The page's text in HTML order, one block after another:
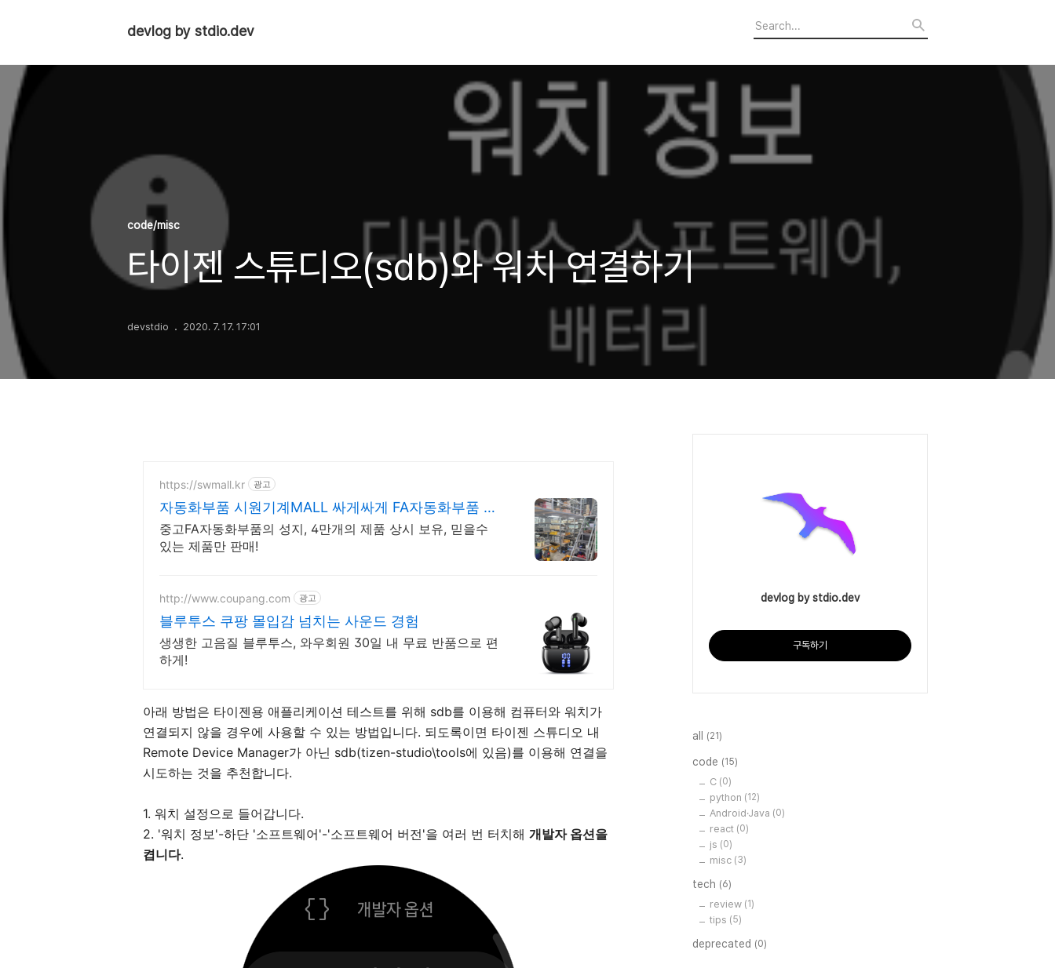
devlog by stdio.dev
code/misc
타이젠 스튜디오(sdb)와 워치 연결하기
devstdio 2020. 7. 17. 17:01
https://swmall.kr 광고
자동화부품 시원기계MALL 싸게싸게 FA자동화부품 전
문
중고FA자동화부품의 성지, 4만개의 제품 상시 보유, 믿을수
있는 제품만 판매!
http://www.coupang.com 광고
블루투스 쿠팡 몰입감 넘치는 사운드 경험
생생한 고음질 블루투스, 와우회원 30일 내 무료 반품으로 편
하게!
아래 방법은 타이젠용 애플리케이션 테스트를 위해 sdb를 이용해 컴퓨터와 워치가
연결되지 않을 경우에 사용할 수 있는 방법입니다. 되도록이면 타이젠 스튜디오 내
Remote Device Manager가 아닌 sdb(tizen-studio\tools에 있음)를 이용해 연결을
시도하는 것을 추천합니다.
1. 워치 설정으로 들어갑니다.
2. '워치 정보'-하단 '소프트웨어'-'소프트웨어 버전'을 여러 번 터치해 개발자 옵션을
켭니다.
devlog by stdio.dev
구독하기
all (21)
code (15)
C (0)
python (12)
Android·Java (0)
react (0)
js (0)
misc (3)
tech (6)
review (1)
tips (5)
deprecated (0)